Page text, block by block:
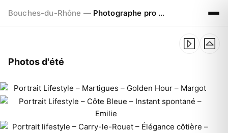
Bouches-du-Rhône — Photographe pro à Marseille - Aix - Avignon
Photos d'été